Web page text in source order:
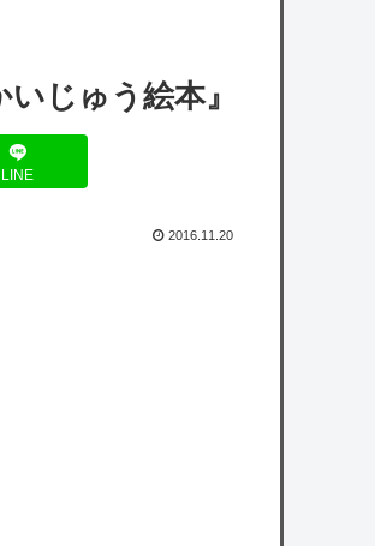
て「生々しいな･･･」と
じゅう絵本』
LINE
2016.11.20